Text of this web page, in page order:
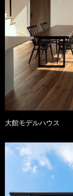
大館モデルハウス